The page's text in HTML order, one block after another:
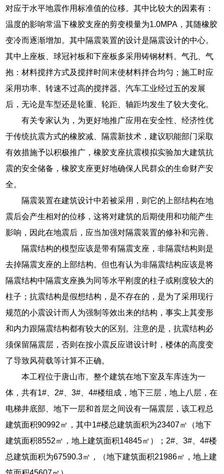
对应于水平地震作用标准值的位移。其中比较大的因素有：
温度的影响常温下橡胶支座的剪变模量为1.0MPA，其随橡胶
变冷而逐渐增加。其中隔震装置的设计是隔震设计的中心。
其中上座板、球冠衬板和下座板多采用铸钢材料。气孔、气
抱：材料搅拌方式及搅拌时间末使材料拌合均匀；施工时应
采用功率、转速不过高的搅拌器。汽车工业经过五的发展
后，无论是车型还是轮重、轮距、轴距均发生了较大变化。
有关专家认为，为更好地推广应用在安全性、经济性优
于传统抗震方式的橡胶减、隔震新技术，建议职能部门采取
有效措施予以积极推广，橡胶支座抗震模拟实验加大建筑抗
震的安全储备，橡胶支座更好地确保人民群众的生命财产安
全。
隔震装置在建筑设计中若被采用，则它的上部结构在地
震后会产生相对的位移，这将对建筑的后期使用和功能产生
影响，因此在地震后，应当加强对隔震装置的修补和完善。
隔震结构的模型应该是带有隔震支座，非隔震结构则是
去掉隔震支座的上部结构。但也有认为非隔震结构应该是将
隔震结构中隔震支座换为同等水平刚度的柱子或刚度较大的
柱子；抗震结构是假想结构，是不存在的，是为了采用现行
规范的小震设计而人为强制等效出来的结构，事实上其变形
和内力跟隔震结构都有较大的区别。注意的是，抗震结构必
须保留隔震层，否则在按小震反应谱设计时，楼体的高度变
了导致风荷载等计算不正确。
本工程位于唐山市。整个建筑在地下室及车库连为一
体，共有1#、2#、3#、4#楼组成，地下三层，地上八层，在
电梯井底部、地下一层和首层之间设有一隔震层，该工程总
建筑面积90992㎡，其中1#楼总建筑面积为23407㎡（地下
建筑面积8552㎡，地上建筑面积14845㎡）；2#、3#、4#楼
总建筑面积为67590.3㎡，（地下建筑面积21986㎡，地上建